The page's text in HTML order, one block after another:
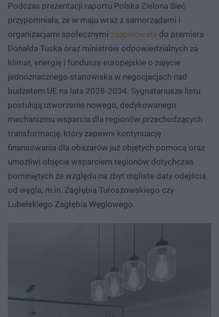
Podczas prezentacji raportu Polska Zielona Sieć
przypomniała, że w maju wraz z samorządami i
organizacjami społecznymi zaapelowała do premiera
Donalda Tuska oraz ministrów odpowiedzialnych za
klimat, energię i fundusze europejskie o zajęcie
jednoznacznego stanowiska w negocjacjach nad
budżetem UE na lata 2028-2034. Sygnatariusze listu
postulują utworzenie nowego, dedykowanego
mechanizmu wsparcia dla regionów przechodzących
transformację, który zapewni kontynuację
finansowania dla obszarów już objętych pomocą oraz
umożliwi objęcie wsparciem regionów dotychczas
pominiętych ze względu na zbyt mgliste daty odejścia
od węgla, m.in. Zagłębia Turoszowskiego czy
Lubelskiego Zagłębia Węglowego.